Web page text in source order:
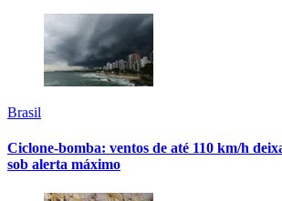
Brasil
Ciclone-bomba: ventos de até 110 km/h
sob alerta máximo